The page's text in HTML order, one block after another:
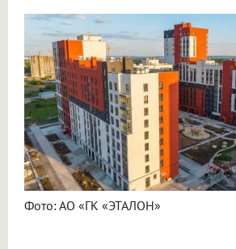
Фото: АО «ГК «ЭТАЛОН»